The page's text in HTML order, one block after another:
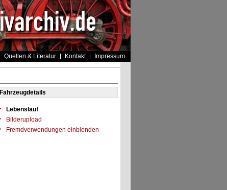
Quellen & Literatur Kontakt Impressum
Fahrzeugdetails
Lebenslauf
Bilderupload
Fremdverwendungen einblenden